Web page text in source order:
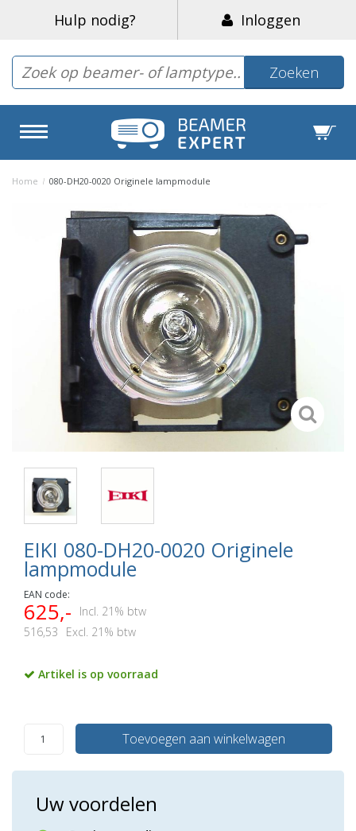
Hulp nodig? Inloggen
Zoeken
Home / 080-DH20-0020 Originele lampmodule
EIKI 080-DH20-0020 Originele
lampmodule
EAN code:
625,-
Incl. 21% btw
516,53
Excl. 21% btw
Artikel is op voorraad
Toevoegen aan winkelwagen
Uw voordelen